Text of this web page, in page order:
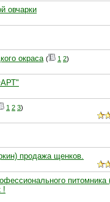
овчарки
окраса ( 1 2)
1 2 3)
продажа щенков.
!